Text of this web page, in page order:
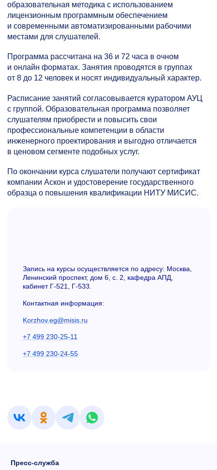
образовательная методика с использованием
лицензионным программным обеспечением
и современными автоматизированными рабочими
местами для слушателей.
Программа рассчитана на 36 и 72 часа в очном
и онлайн форматах. Занятия проводятся в группах
от 8 до 12 человек и носят индивидуальный характер.
Расписание занятий согласовывается куратором АУЦ
с группой. Образовательная программа позволяет
слушателям приобрести и повысить свои
профессиональные компетенции в области
инженерного проектирования и выгодно отличается
в ценовом сегменте подобных услуг.
По окончании курса слушатели получают сертификат
компании Аскон и удостоверение государственного
образца о повышения квалификации НИТУ МИСИС.
Запись на курсы осуществляется по адресу: Москва,
Ленинский проспект, дом 6, с. 2, кафедра АПД,
кабинет Г-521, Г-533.
Контактная информация:
Korzhov.eg@misis.ru
+7 499 230-25-11
+7 499 230-24-55
Пресс-служба